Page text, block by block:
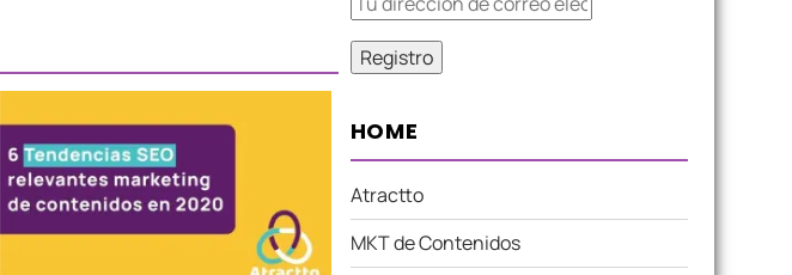
HOME
Atractto
MKT de Contenidos